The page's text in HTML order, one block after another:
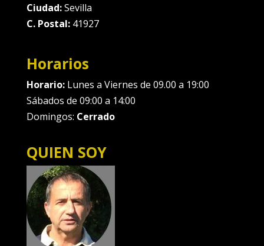
Ciudad:Sevilla
C. Postal:41927
Horarios
Horario:Lunes a Viernes de 09.00 a 19:00
Sábados de 09:00 a 14:00
Domingos: Cerrado
QUIEN SOY